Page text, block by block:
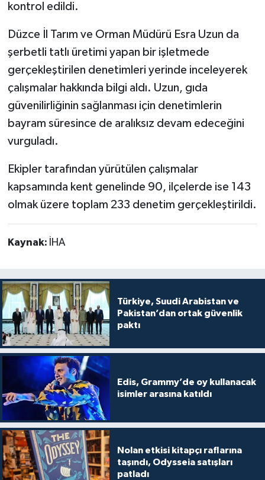
kontrol edildi.
Düzce İl Tarım ve Orman Müdürü Esra Uzun da
şerbetli tatlı üretimi yapan bir işletmede
gerçekleştirilen denetimleri yerinde inceleyerek
çalışmalar hakkında bilgi aldı. Uzun, gıda
güvenilirliğinin sağlanması için denetimlerin
bayram süresince de aralıksız devam edeceğini
vurguladı.
Ekipler tarafından yürütülen çalışmalar
kapsamında kent genelinde 90, ilçelerde ise 143
olmak üzere toplam 233 denetim gerçekleştirildi.
Kaynak: İHA
Türkiye, Suudi Arabistan ve
Pakistan’dan ortak güvenlik
paktı
Edis, Grammy’de oy kullanacak
isimler arasına katıldı
Nolan etkisi kitapçı raflarına
taşındı, Odysseia satışları
patladı